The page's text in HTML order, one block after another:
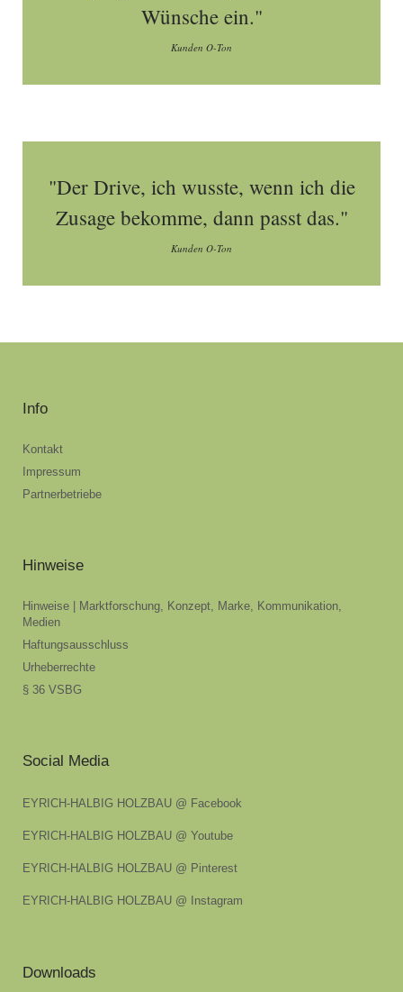
Wünsche ein."
Kunden O-Ton
"Der Drive, ich wusste, wenn ich die
Zusage bekomme, dann passt das."
Kunden O-Ton
Info
Kontakt
Impressum
Partnerbetriebe
Hinweise
Hinweise | Marktforschung, Konzept, Marke, Kommunikation,
Medien
Haftungsausschluss
Urheberrechte
§ 36 VSBG
Social Media
EYRICH-HALBIG HOLZBAU @ Facebook
EYRICH-HALBIG HOLZBAU @ Youtube
EYRICH-HALBIG HOLZBAU @ Pinterest
EYRICH-HALBIG HOLZBAU @ Instagram
Downloads